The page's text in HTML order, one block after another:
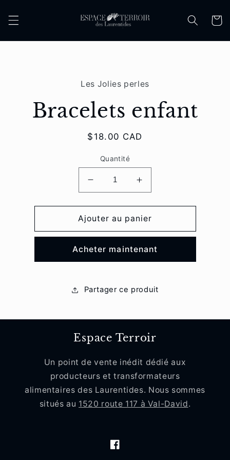
au
Panier
Les Jolies perles
Bracelets enfant
Prix
$18.00 CAD
Quantité
Réduire
la
quantité
de
Bracelets
Augmenter
la
quantité
de
Bracelets
Ajouter au panier
Acheter maintenant
Partager ce produit
Espace Terroir
Un point de vente inédit dédié aux
producteurs et transformateurs
alimentaires des Laurentides. Nous sommes
situés au 1520 route 117 à Val-David.
Facebook